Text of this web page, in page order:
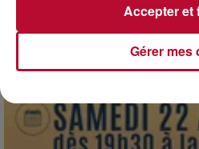
Gérer mes
Accepter et